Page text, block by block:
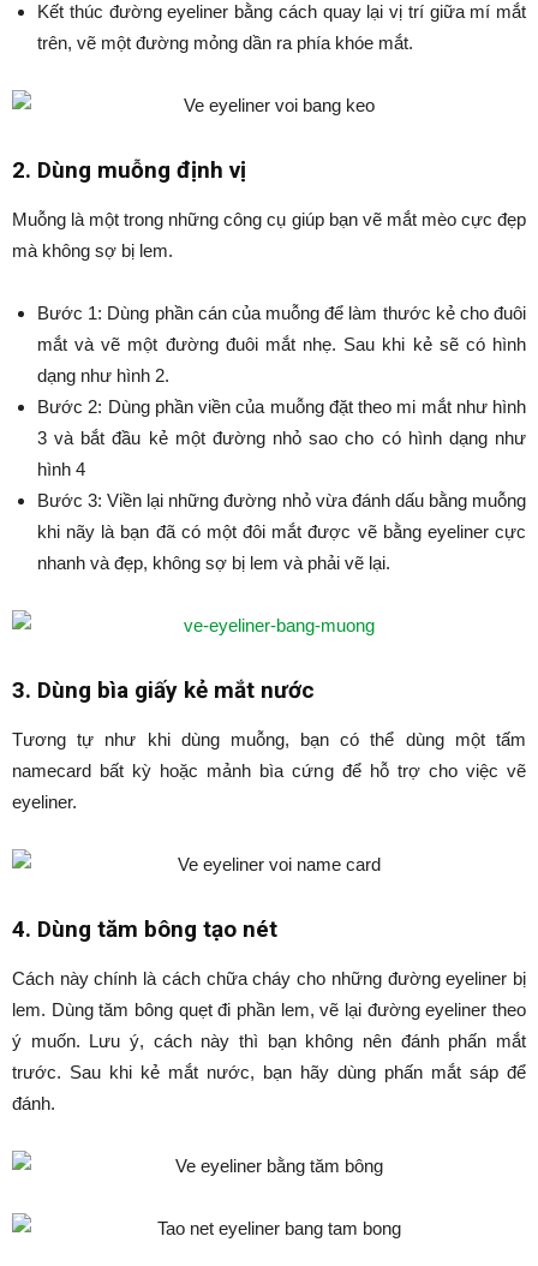
Kết thúc đường eyeliner bằng cách quay lại vị trí giữa mí mắt
trên, vẽ một đường mỏng dần ra phía khóe mắt.
2. Dùng muỗng định vị
Muỗng là một trong những công cụ giúp bạn vẽ mắt mèo cực đẹp
mà không sợ bị lem.
Bước 1: Dùng phần cán của muỗng để làm thước kẻ cho đuôi
mắt và vẽ một đường đuôi mắt nhẹ. Sau khi kẻ sẽ có hình
dạng như hình 2.
Bước 2: Dùng phần viền của muỗng đặt theo mi mắt như hình
3 và bắt đầu kẻ một đường nhỏ sao cho có hình dạng như
hình 4
Bước 3: Viền lại những đường nhỏ vừa đánh dấu bằng muỗng
khi nãy là bạn đã có một đôi mắt được vẽ bằng eyeliner cực
nhanh và đẹp, không sợ bị lem và phải vẽ lại.
3. Dùng bìa giấy kẻ mắt nước
Tương tự như khi dùng muỗng, bạn có thể dùng một tấm
namecard bất kỳ hoặc mảnh bìa cứng để hỗ trợ cho việc vẽ
eyeliner.
4. Dùng tăm bông tạo nét
Cách này chính là cách chữa cháy cho những đường eyeliner bị
lem. Dùng tăm bông quẹt đi phần lem, vẽ lại đường eyeliner theo
ý muốn. Lưu ý, cách này thì bạn không nên đánh phấn mắt
trước. Sau khi kẻ mắt nước, bạn hãy dùng phấn mắt sáp để
đánh.